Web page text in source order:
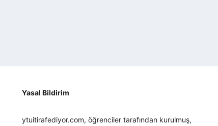
Yasal Bildirim
ytuitirafediyor.com, öğrenciler tarafından kurulmuş,